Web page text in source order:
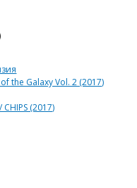
the Galaxy Vol. 2 (2017)
(2017)